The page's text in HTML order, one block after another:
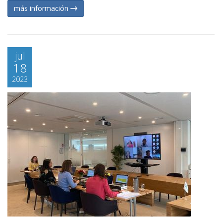
más información
jul
18
2023